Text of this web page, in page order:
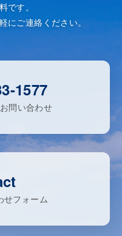
です。
にご連絡ください。
1577
問い合わせ
せフォーム